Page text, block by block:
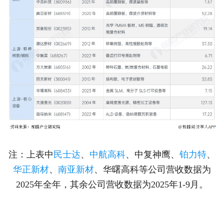
注：上表中 民士达、 中航高科、中复神鹰、 铂力特、
华正新材、 南亚新材、华曙高科等公司营收数据为
2025年全年，其余公司营收数据为2025年1-9月。